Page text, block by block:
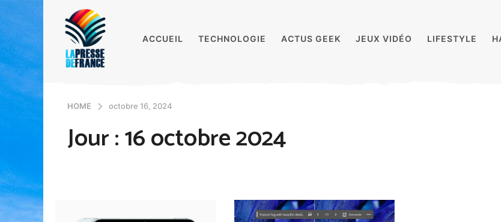
ACCUEIL TECHNOLOGIE ACTUS GEEK JEUX VIDÉO LIFESTYLE
HOME octobre 16, 2024
Jour :16 octobre 2024